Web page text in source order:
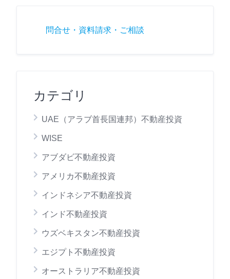
問合せ・資料請求・ご相談
カテゴリ
UAE（アラブ首長国連邦）不動産投資
WISE
アブダビ不動産投資
アメリカ不動産投資
インドネシア不動産投資
インド不動産投資
ウズベキスタン不動産投資
エジプト不動産投資
オーストラリア不動産投資